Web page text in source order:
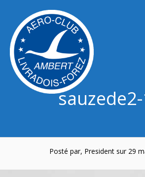
contenu
Posté par, President sur 29